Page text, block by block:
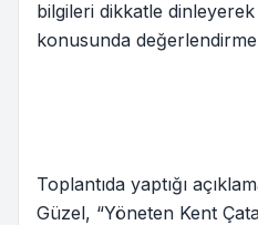
bilgileri dikkatle
konusunda
Toplantıda yaptığı
Güzel, “Yöneten Kent